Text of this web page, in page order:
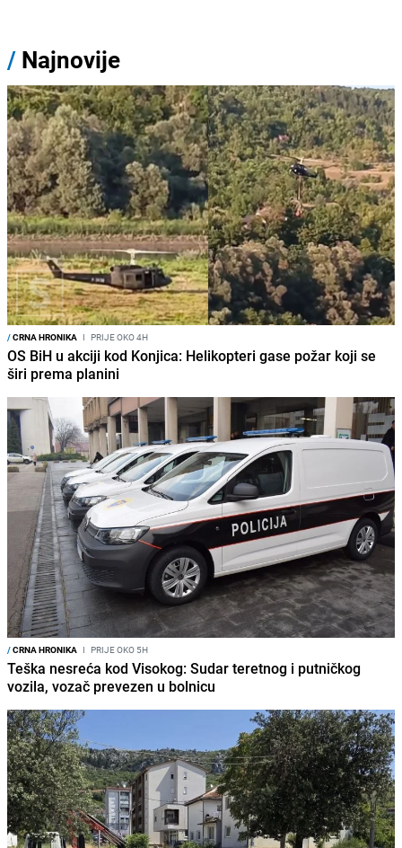
/ Najnovije
/CRNA HRONIKA I PRIJE OKO 4H
OS BiH u akciji kod Konjica: Helikopteri gase požar koji se
širi prema planini
/CRNA HRONIKA I PRIJE OKO 5H
Teška nesreća kod Visokog: Sudar teretnog i putničkog
vozila, vozač prevezen u bolnicu